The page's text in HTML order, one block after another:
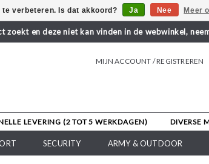
zoekt en deze niet kan vinden in de webwinkel,
MIJN ACCOUNT / REGISTREREN
LEVERING (2 TOT 5 WERKDAGEN) DIVERSE
SECURITY ARMY & OUTDOOR
verbeteren. Is dat akkoord? Ja Nee Meer